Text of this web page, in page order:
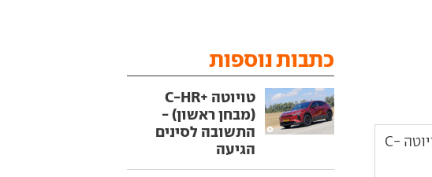
טויוטה C-HR הוא ג'יפון קטן ומעוצב, שמוצע עם שני מנועים - היברידי וטורבו-בנזין. טויוטה C-
כתבות נוספות
טויוטה +C-HR
(מבחן ראשון) -
התשובה לסינים
הגיעה